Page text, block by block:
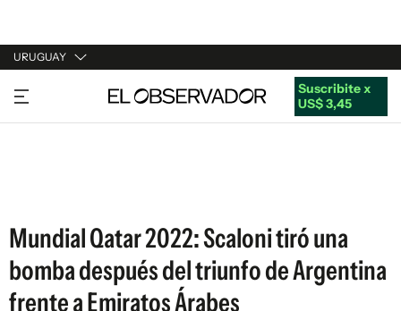
URUGUAY
URUGUAY
ARGENTINA
Suscribite x
US$ 3,45
Mundial Qatar 2022: Scaloni tiró una
bomba después del triunfo de Argentina
frente a Emiratos Árabes